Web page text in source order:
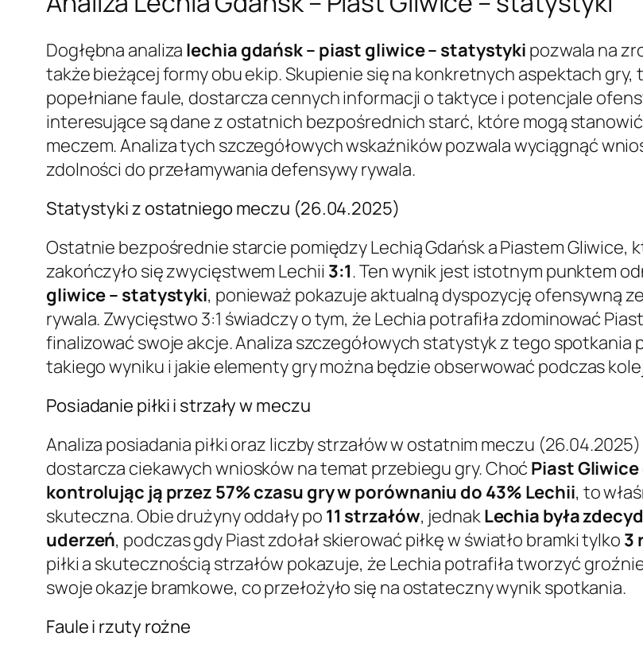
Dogłębna analiza lechia gdańsk – piast gliwice – statystyki pozwala na
także bieżącej formy obu ekip. Skupienie się na konkretnych aspektach gry,
popełniane faule, dostarcza cennych informacji o taktyce i potencjale
interesujące są dane z ostatnich bezpośrednich starć, które mogą
meczem. Analiza tych szczegółowych wskaźników pozwala wyciągnąć
zdolności do przełamywania defensywy rywala.
Statystyki z ostatniego meczu (26.04.2025)
Ostatnie bezpośrednie starcie pomiędzy Lechią Gdańsk a Piastem Gliwice,
zakończyło się zwycięstwem Lechii 3:1. Ten wynik jest istotnym punktem
gliwice – statystyki, ponieważ pokazuje aktualną dyspozycję ofensywną
rywala. Zwycięstwo 3:1 świadczy o tym, że Lechia potrafiła zdominować
finalizować swoje akcje. Analiza szczegółowych statystyk z tego spotkania
takiego wyniku i jakie elementy gry można będzie obserwować podczas
Posiadanie piłki i strzały w meczu
Analiza posiadania piłki oraz liczby strzałów w ostatnim meczu
dostarcza ciekawych wniosków na temat przebiegu gry. Choć Piast
kontrolując ją przez 57% czasu gry w porównaniu do 43% Lechii, to
skuteczna. Obie drużyny oddały po 11 strzałów, jednakLechia była
uderzeń, podczas gdy Piast zdołał skierować piłkę w światło bramki tylko 3
piłki a skutecznością strzałów pokazuje, że Lechia potrafiła tworzyć
swoje okazje bramkowe, co przełożyło się na ostateczny wynik spotkania.
Faule i rzuty rożne